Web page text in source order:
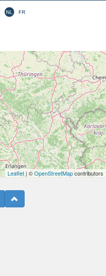
Leaflet | ©OpenStreetMapcontributors